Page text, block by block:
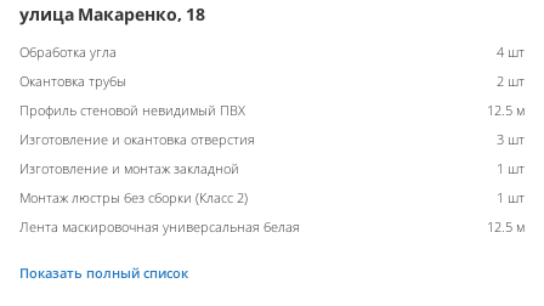
улица Макаренко, 18
Обработка угла
4 шт
Окантовка трубы
2 шт
Профиль стеновой невидимый ПВХ
12.5 м
Изготовление и окантовка отверстия
3 шт
Изготовление и монтаж закладной
1 шт
Монтаж люстры без сборки (Класс 2)
1 шт
Лента маскировочная универсальная белая
12.5 м
Показать полный список